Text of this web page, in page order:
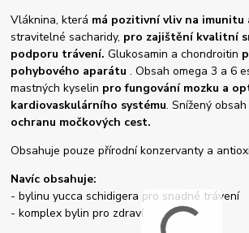
Vláknina, která má pozitivní vliv na imunitu
stravitelné sacharidy, pro zajištění kvalitní
podporu trávení. Glukosamin a chondroitin
pohybového aparátu . Obsah omega 3 a 6
mastných kyselin pro fungování mozku a
kardiovaskulárního systému. Snížený
ochranu močkových cest.
Obsahuje pouze přírodní konzervanty a
Navíc obsahuje:
- bylinu yucca schidigera pro snadné trávení
- komplex bylin pro zdraví